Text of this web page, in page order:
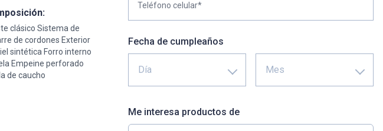
clásico Sistema de
de cordones Exterior
sintética Forro interno
Empeine perforado
de caucho
Teléfono celular*
Fecha de cumpleaños
Día Mes
Me interesa productos de